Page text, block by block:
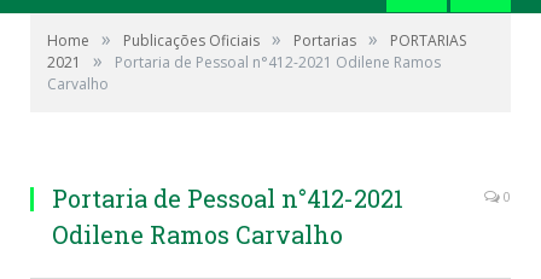
Home » Publicações Oficiais » Portarias »
PORTARIAS
2021
»
Portaria de Pessoal n°412-2021 Odilene Ramos
Carvalho
Portaria de Pessoal n°412-2021
Odilene Ramos Carvalho
0